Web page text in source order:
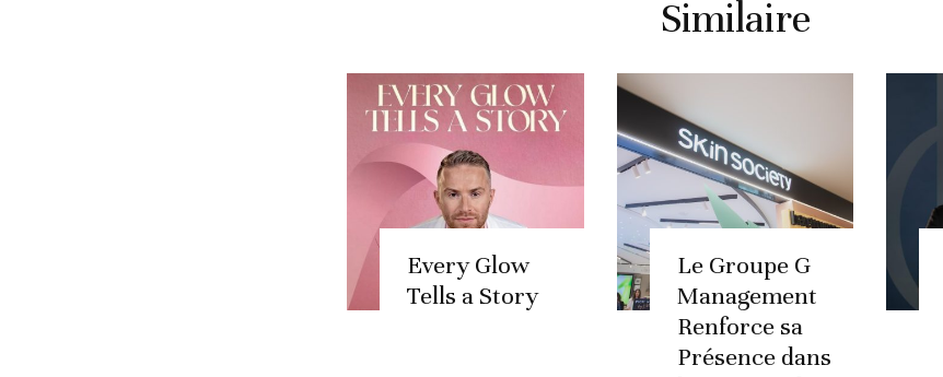
Similaire
Every Glow
Tells a Story
Le Groupe G
Management
Renforce sa
Présence dans